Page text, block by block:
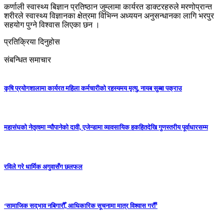
कर्णाली स्वास्थ्य बिज्ञान प्रतिष्ठान जुम्लामा कार्यरत डाक्टरहरुले मरणोप्रान्त
शरीरले स्वास्थ्य विज्ञानका क्षेत्रमा विभिन्न अध्ययन अनुसन्धानका लागि भरपुर
सहयोग पुग्ने विश्वास लिएका छन ।
प्रतिक्रिया दिनुहोस
संबन्धित समाचार
कृषि प्रयोगशालामा कार्यरत महिला कर्मचारीको रहस्यमय मृत्यु, नायब सुब्बा पक्राउ
महासंघको नेतृत्वमा न्यौपानेको दावी, एजेन्डामा व्यावसायिक हकहितदेखि गुणस्तरीय पूर्वाधारसम्म
रविले गरे धार्मिक अगुवासँग छलफल
‘सामाजिक सद्‌भाव नबिगारौँ, आधिकारिक सूचनामा मात्र विश्वास गरौँ’